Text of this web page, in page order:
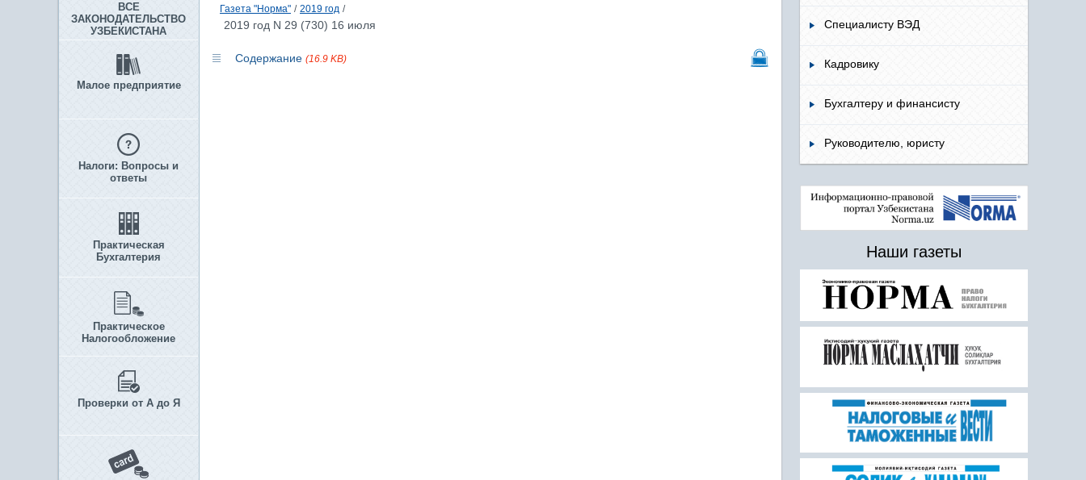
ВСЕ
ЗАКОНОДАТЕЛЬСТВО
УЗБЕКИСТАНА
Малое предприятие
Налоги: Вопросы и
ответы
Практическая
Бухгалтерия
Практическое
Налогообложение
Проверки от А до Я
Газета "Норма" / 2019 год /
2019 год N 29 (730) 16 июля
Содержание (16.9 KB)
Специалисту ВЭД
Кадровику
Бухгалтеру и финансисту
Руководителю, юристу
Наши газеты